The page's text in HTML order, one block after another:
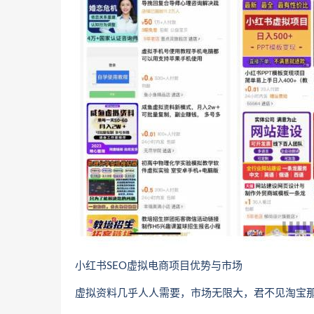
小红书SEO虚拟电商项目优势与市场
虚拟资料几乎人人需要，市场无限大，君不见淘宝